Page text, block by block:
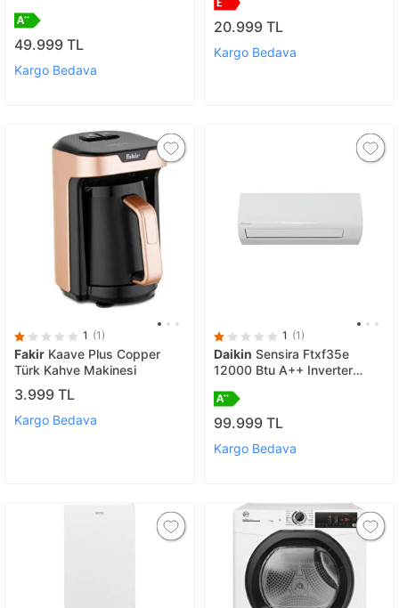
49.999 TL
Kargo Bedava
20.999 TL
Kargo Bedava
1 (1)
Fakir Kaave Plus Copper
Türk Kahve Makinesi
3.999 TL
Kargo Bedava
1 (1)
Daikin Sensira Ftxf35e
12000 Btu A++ Inverter
99.999 TL
Kargo Bedava